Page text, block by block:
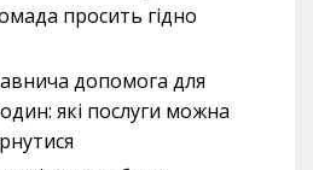
просить гідно
допомога для
які послуги можна